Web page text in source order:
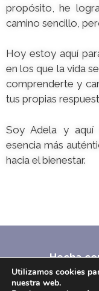
propósito, he
camino sencillo,
Hoy estoy aquí
en los que la vida
comprenderte y
tus propias
Soy Adela y aquí
esencia más
hacia el bienestar.
Hecha
Utilizamos cookies
nuestra web.